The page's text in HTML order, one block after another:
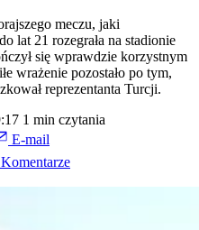
meczu, jaki
lat 21 rozegrała na stadionie
się wprawdzie korzystnym
wrażenie pozostało po tym,
reprezentanta Turcji.
1 min czytania
E-mail
Komentarze